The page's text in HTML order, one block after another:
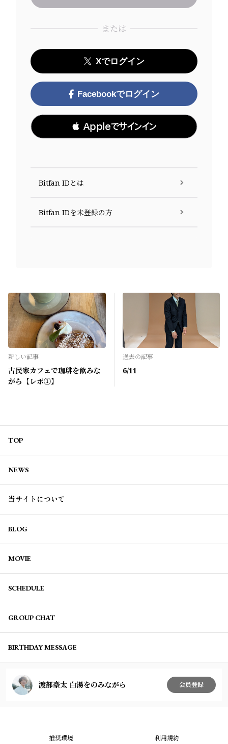
または
Xでログイン
Facebookでログイン
 Appleでサインイン
Bitfan IDとは
Bitfan IDを未登録の方
新しい記事
古民家カフェで珈琲を飲みな
がら【レポ①】
過去の記事
6/11
TOP
NEWS
当サイトについて
BLOG
MOVIE
SCHEDULE
GROUP CHAT
BIRTHDAY MESSAGE
渡部豪太 白湯をのみながら 会員登録
推奨環境 利用規約